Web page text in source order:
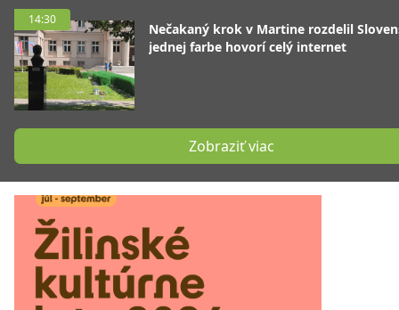
14:30
Nečakaný krok v Martine rozdelil
jednej farbe hovorí celý internet
Zobraziť viac